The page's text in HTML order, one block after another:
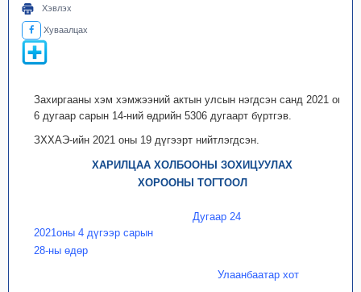
Хэвлэх
Хуваалцах
Захиргааны хэм хэмжээний актын улсын нэгдсэн санд 2021 оны
6 дугаар сарын 14-ний өдрийн 5306 дугаарт бүртгэв.
ЗХХАЭ-ийн 2021 оны 19 дүгээрт нийтлэгдсэн.
ХАРИЛЦАА ХОЛБООНЫ ЗОХИЦУУЛАХ
ХОРООНЫ ТОГТООЛ
2021оны 4 дүгээр сарын
28-ны өдөр
Дугаар 24
Улаанбаатар хот